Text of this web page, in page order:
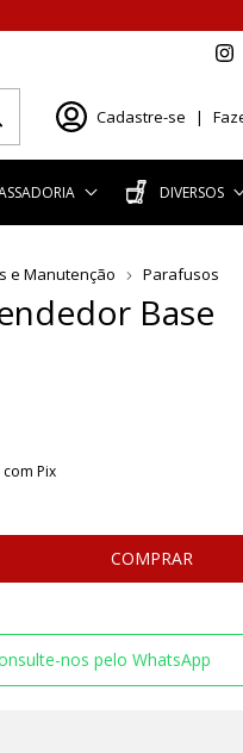
Cadastre-se |
DIVERSOS
e Manutenção Parafusos
Base
Pix
nos pelo WhatsApp